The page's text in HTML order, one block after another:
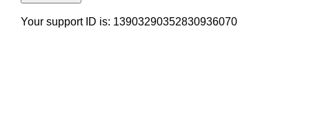
Your support ID is: 13903290352830936070